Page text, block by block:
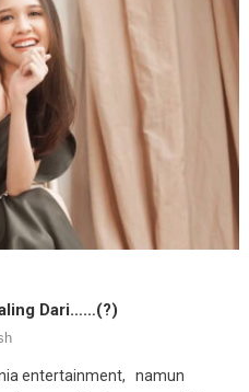
Dari……(?)
entertainment, namun